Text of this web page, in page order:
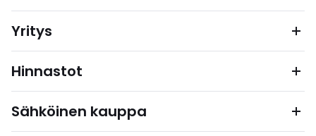
Yritys
Hinnastot
Sähköinen kauppa